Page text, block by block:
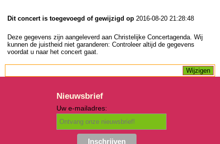
Dit concert is toegevoegd of gewijzigd op 2016-08-20 21:28:48
Deze gegevens zijn aangeleverd aan Christelijke Concertagenda. Wij
kunnen de juistheid niet garanderen: Controleer altijd de gegevens
voordat u naar het concert gaat.
Nieuwsbrief
Uw e-mailadres: